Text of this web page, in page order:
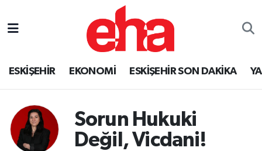
ESKİŞEHİR EKONOMİ ESKİŞEHİR SON DAKİKA
Sorun Hukuki
Değil, Vicdani!